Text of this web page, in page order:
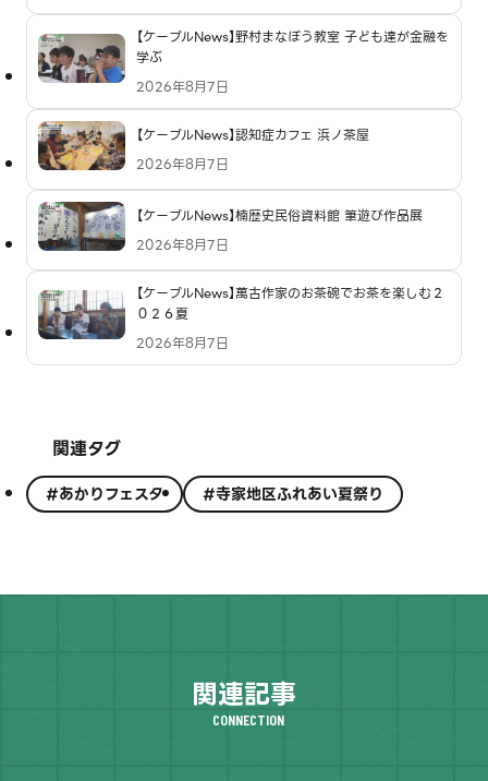
【ケーブルNews】野村まなぼう教室 子ども達が金融を
学ぶ
2026年8月7日
【ケーブルNews】認知症カフェ 浜ノ茶屋
2026年8月7日
【ケーブルNews】楠歴史民俗資料館 筆遊び作品展
2026年8月7日
【ケーブルNews】萬古作家のお茶碗でお茶を楽しむ２
０２６夏
2026年8月7日
関連タグ
#あかりフェスタ #寺家地区ふれあい夏祭り
関連記事
CONNECTION